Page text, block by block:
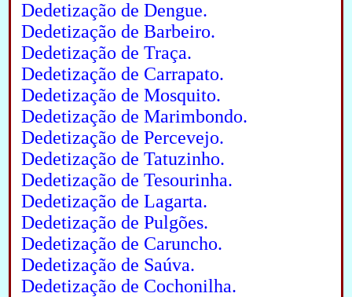
Dedetização de Dengue.
Dedetização de Barbeiro.
Dedetização de Traça.
Dedetização de Carrapato.
Dedetização de Mosquito.
Dedetização de Marimbondo.
Dedetização de Percevejo.
Dedetização de Tatuzinho.
Dedetização de Tesourinha.
Dedetização de Lagarta.
Dedetização de Pulgões.
Dedetização de Caruncho.
Dedetização de Saúva.
Dedetização de Cochonilha.